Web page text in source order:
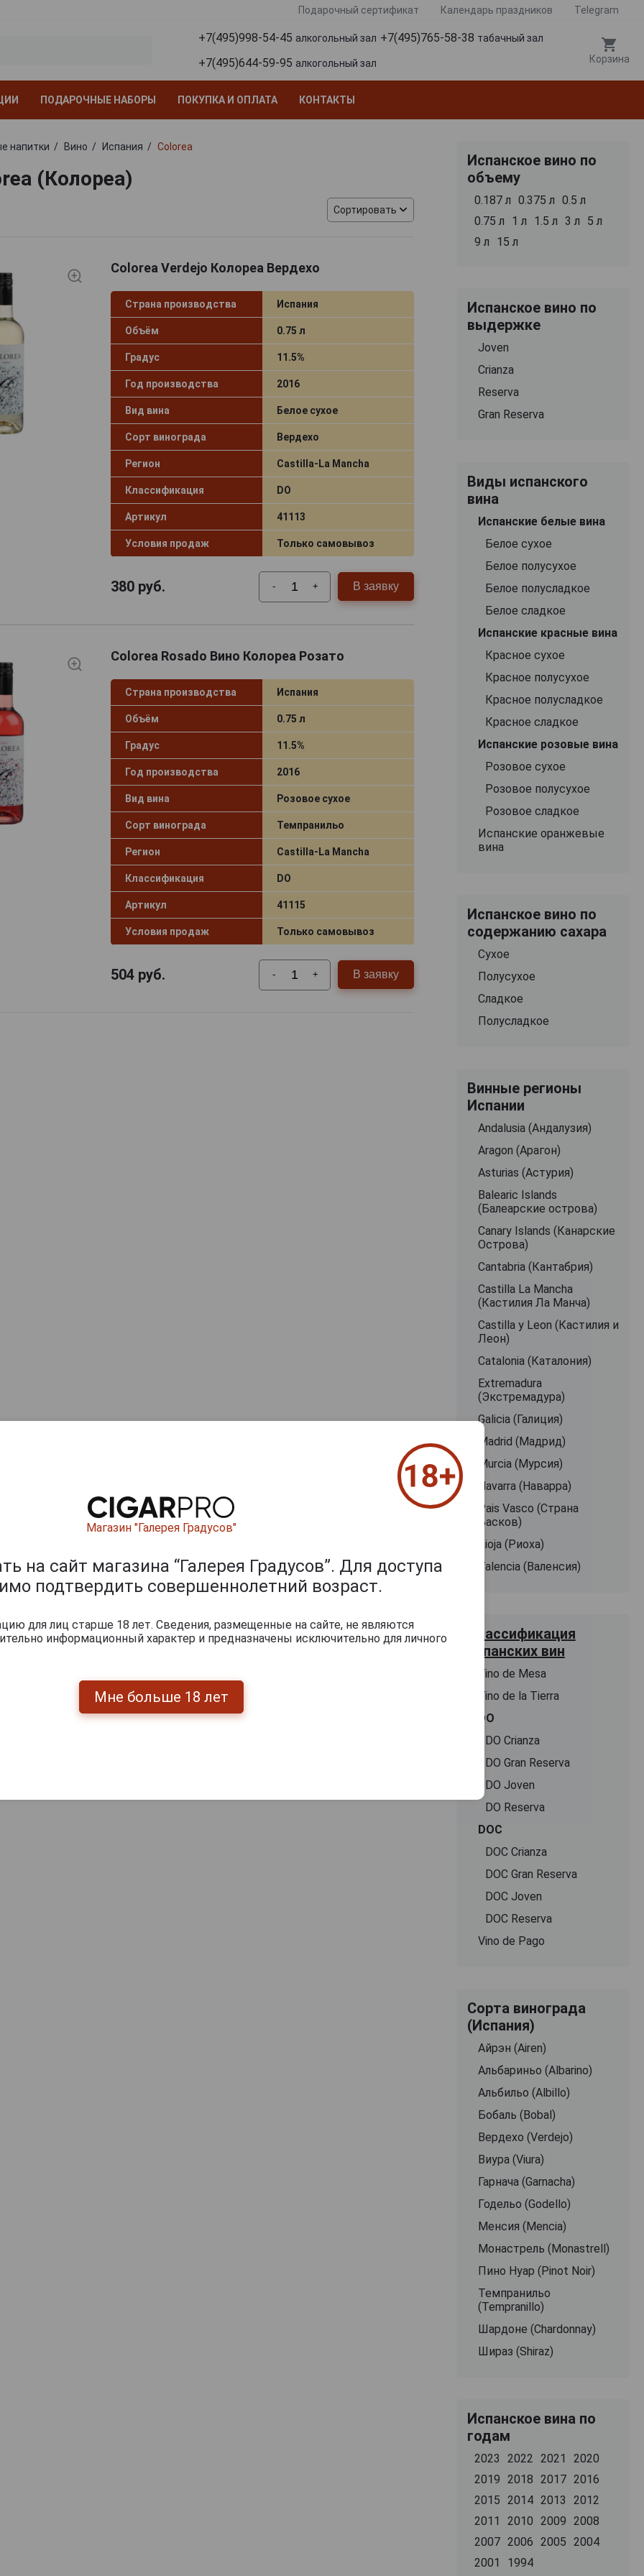
Подарочный сертификат Календарь праздников Telegram
+7(495)998-54-45 алкогольный зал +7(495)765-58-38 табачный зал
+7(495)644-59-95 алкогольный зал Корзина
ПОДАРОЧНЫЕ НАБОРЫ ПОКУПКА И ОПЛАТА КОНТАКТЫ
напитки Вино Испания Colorea
(Колореа)
Сортировать
Colorea Verdejo Колореа Вердехо
Страна производства Испания
Объём 0.75 л
Градус 11.5%
Год производства 2016
Вид вина Белое сухое
Сорт винограда Вердехо
Регион Castilla-La Mancha
Классификация DO
Артикул 41113
Условия продаж Только самовывоз
380руб. - + В заявку
Colorea Rosado Вино Колореа Розато
Страна производства Испания
Объём 0.75 л
Градус 11.5%
Год производства 2016
Вид вина Розовое сухое
Сорт винограда Темпранильо
Регион Castilla-La Mancha
Классификация DO
Артикул 41115
Условия продаж Только самовывоз
504руб. - + В заявку
Испанское вино по
объему
0.187 л 0.375 л 0.5 л
0.75 л
1 л 1.5 л 3 л
5 л
9 л
15 л
Испанское вино по
выдержке
Joven
Crianza
Reserva
Gran Reserva
Виды испанского
вина
Испанские белые вина
Белое сухое
Белое полусухое
Белое полусладкое
Белое сладкое
Испанские красные вина
Красное сухое
Красное полусухое
Красное полусладкое
Красное сладкое
Испанские розовые вина
Розовое сухое
Розовое полусухое
Розовое сладкое
Испанские оранжевые
вина
Испанское вино по
содержанию сахара
Сухое
Полусухое
Сладкое
Полусладкое
Винные регионы
Испании
Andalusia (Андалузия)
Aragon (Арагон)
Asturias (Астурия)
Balearic Islands
(Балеарские острова)
Canary Islands (Канарские
Острова)
Cantabria (Кантабрия)
Castilla La Mancha
(Кастилия Ла Манча)
Castilla y Leon (Кастилия и
Леон)
Catalonia (Каталония)
Extremadura
(Экстремадура)
Galicia (Галиция)
Madrid (Мадрид)
Murcia (Мурсия)
Navarra (Наварра)
Pais Vasco (Страна
Басков)
Rioja (Риоха)
Valencia (Валенсия)
Классификация
испанских вин
Vino de Mesa
Vino de la Tierra
DO
DO Crianza
DO Gran Reserva
DO Joven
DO Reserva
DOC
DOC Crianza
DOC Gran Reserva
DOC Joven
DOC Reserva
Vino de Pago
Сорта винограда
(Испания)
Айрэн (Airen)
Альбариньо (Albarino)
Альбильо (Albillo)
Бобаль (Bobal)
Вердехо (Verdejo)
Виура (Viura)
Гарнача (Garnacha)
Годельо (Godello)
Менсия (Mencia)
Монастрель (Monastrell)
Пино Нуар (Pinot Noir)
Темпранильо
(Tempranillo)
Шардоне (Chardonnay)
Шираз (Shiraz)
Испанское вина по
годам
2023 2022 2021
2020
2019
2018 2017 2016
2015
2014 2013
2012
2011
2010 2009
2008
2007 2006 2005
2004
2001
1994
Магазин "Галерея Градусов"
на сайт магазина “Галерея Градусов”. Для доступа
подтвердить совершеннолетний возраст.
для лиц старше 18 лет. Сведения, размещенные на сайте, не являются
информационный характер и предназначены исключительно для личного
Мне больше 18 лет